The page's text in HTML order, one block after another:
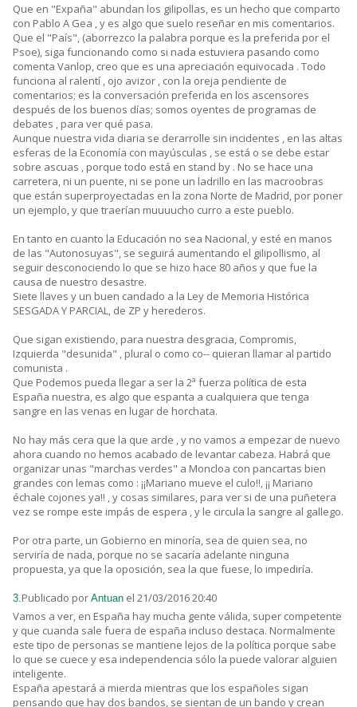
Que en "Expaña" abundan los gilipollas, es un hecho que comparto
con Pablo A Gea , y es algo que suelo reseñar en mis comentarios.
Que el "País", (aborrezco la palabra porque es la preferida por el
Psoe), siga funcionando como si nada estuviera pasando como
comenta Vanlop, creo que es una apreciación equivocada . Todo
funciona al ralentí , ojo avizor , con la oreja pendiente de
comentarios; es la conversación preferida en los ascensores
después de los buenos días; somos oyentes de programas de
debates , para ver qué pasa.
Aunque nuestra vida diaria se derarrolle sin incidentes , en las altas
esferas de la Economía con mayúsculas , se está o se debe estar
sobre ascuas , porque todo está en stand by . No se hace una
carretera, ni un puente, ni se pone un ladrillo en las macroobras
que están superproyectadas en la zona Norte de Madrid, por poner
un ejemplo, y que traerían muuuucho curro a este pueblo.
En tanto en cuanto la Educación no sea Nacional, y esté en manos
de las "Autonosuyas", se seguirá aumentando el gilipollismo, al
seguir desconociendo lo que se hizo hace 80 años y que fue la
causa de nuestro desastre.
Siete llaves y un buen candado a la Ley de Memoria Histórica
SESGADA Y PARCIAL, de ZP y herederos.
Que sigan existiendo, para nuestra desgracia, Compromis,
Izquierda "desunida" , plural o como co-- quieran llamar al partido
comunista .
Que Podemos pueda llegar a ser la 2ª fuerza política de esta
España nuestra, es algo que espanta a cualquiera que tenga
sangre en las venas en lugar de horchata.
No hay más cera que la que arde , y no vamos a empezar de nuevo
ahora cuando no hemos acabado de levantar cabeza. Habrá que
organizar unas "marchas verdes" a Moncloa con pancartas bien
grandes con lemas como : ¡¡Mariano mueve el culo!!, ¡¡ Mariano
échale cojones ya!! , y cosas similares, para ver si de una puñetera
vez se rompe este impás de espera , y le circula la sangre al gallego.
Por otra parte, un Gobierno en minoría, sea de quien sea, no
serviría de nada, porque no se sacaría adelante ninguna
propuesta, ya que la oposición, sea la que fuese, lo impediría.
3. Publicado por Antuan el 21/03/2016 20:40
Vamos a ver, en España hay mucha gente válida, super competente
y que cuanda sale fuera de españa incluso destaca. Normalmente
este tipo de personas se mantiene lejos de la política porque sabe
lo que se cuece y esa independencia sólo la puede valorar alguien
inteligente.
España apestará a mierda mientras que los españoles sigan
pensando que hay dos bandos, se sientan de un bando y crean